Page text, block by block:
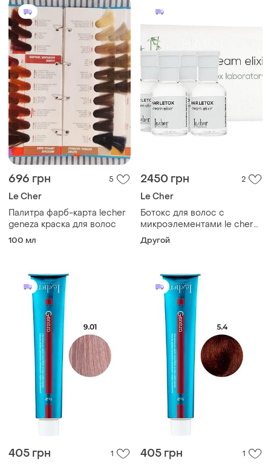
696 грн 5
Le Cher
Палитра фарб-карта lecher
geneza краска для волос
100 мл
2450 грн 2
Le Cher
Ботокс для волос с
микроэлементами le сher
hair letox 4x50 мл
профессиональная
Другой
405 грн 1 405 грн 1